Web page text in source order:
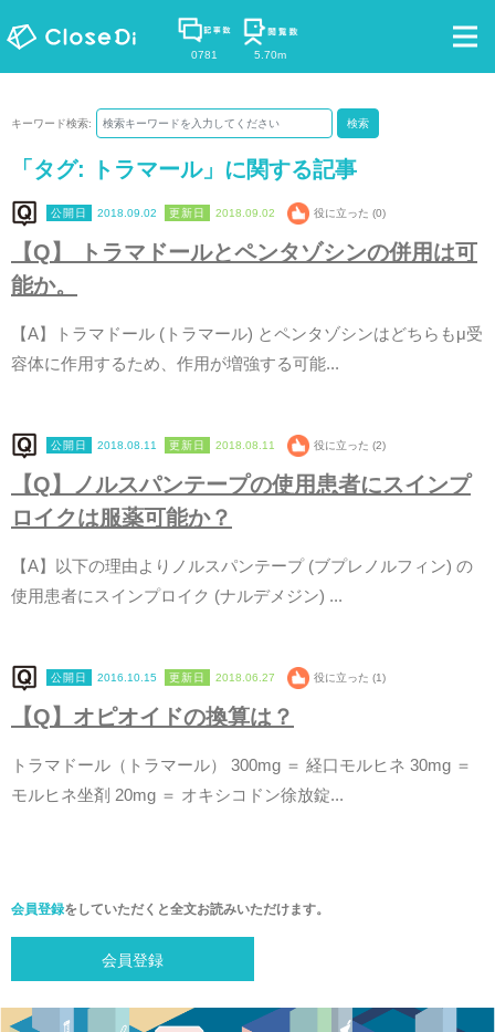
0781 5.70m
キーワード検索: 検索
「タグ: トラマール」に関する記事
2018.09.02 2018.09.02 役に立った (0)
【Q】 ト ラマ ドールとペンタゾシンの併用は可
能か。
【A】 ト ラマ ドール ( ト ラマール) とペンタ ゾシンはどち ら もμ受
容体に作用するため 作用が増強する可能...
2018.08.11 2018.08.11 役に立った (2)
【Q】 ノ ルスパンテープの使用患者にスインプ
ロイクは服薬可能か？
【A】 以下の理由よ り ノ ルスパンテープ (ブプレ ノ ルフ ィ ン) の
使用患者に ス イ ンプロ イ ク (ナルデメ ジン) ...
2016.10.15 2018.06.27 役に立った (1)
【Q】 オ ピオイ ドの換算は ？
ト ラマ ドール （ ト ラマール） 300mg ＝ 経口モルヒ ネ 30mg ＝
モルヒ ネ坐剤 20mg ＝ オキ シコ ド ン徐放錠...
会員登録をしていただくと全文お読みいただけます。
会員登録